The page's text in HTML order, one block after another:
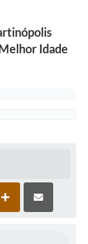
Idade